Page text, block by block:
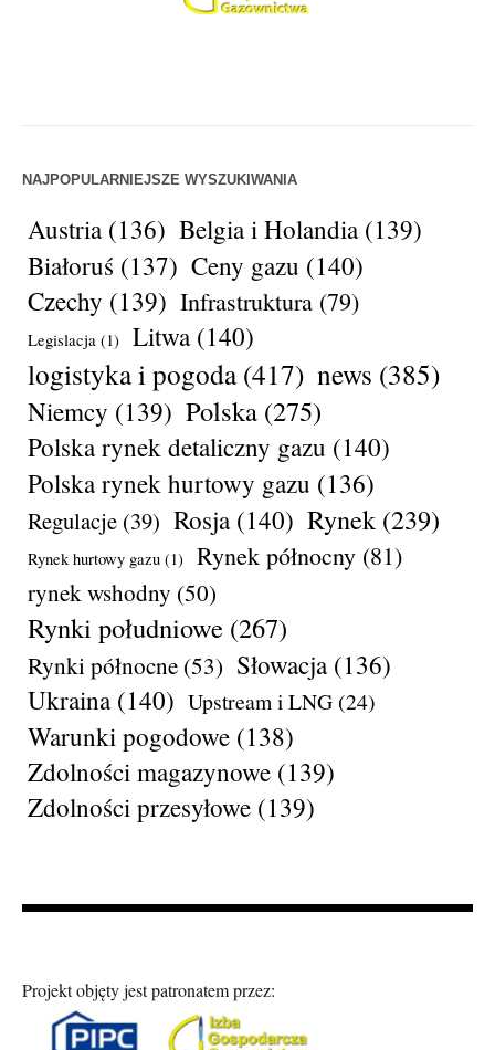
NAJPOPULARNIEJSZE WYSZUKIWANIA
Austria(136) Belgia i Holandia(139)
Białoruś (137) Ceny gazu (140)
Czechy (139) Infrastruktura (79)
Legislacja (1) Litwa(140)
logistyka i pogoda(417) news (385)
Niemcy (139) Polska (275)
Polska rynek detaliczny gazu (140)
Polska rynek hurtowy gazu (136)
Regulacje (39) Rosja(140) Rynek (239)
Rynek hurtowy gazu (1) Rynek północny (81)
rynek wshodny (50)
Rynki południowe (267)
Rynki północne (53) Słowacja(136)
Ukraina(140) Upstream i LNG (24)
Warunki pogodowe (138)
Zdolności magazynowe (139)
Zdolności przesyłowe (139)
Projekt objęty jest patronatem przez: